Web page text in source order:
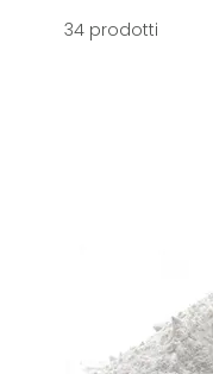
34 prodotti